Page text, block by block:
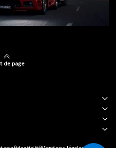
de page